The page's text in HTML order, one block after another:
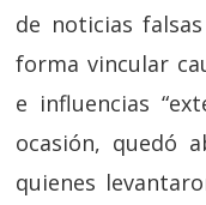
de noticias
forma vincular
e influencias
ocasión, quedó
quienes